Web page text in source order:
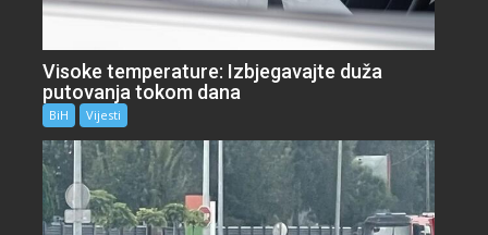
Visoke temperature: Izbjegavajte duža
putovanja tokom dana
BiH Vijesti